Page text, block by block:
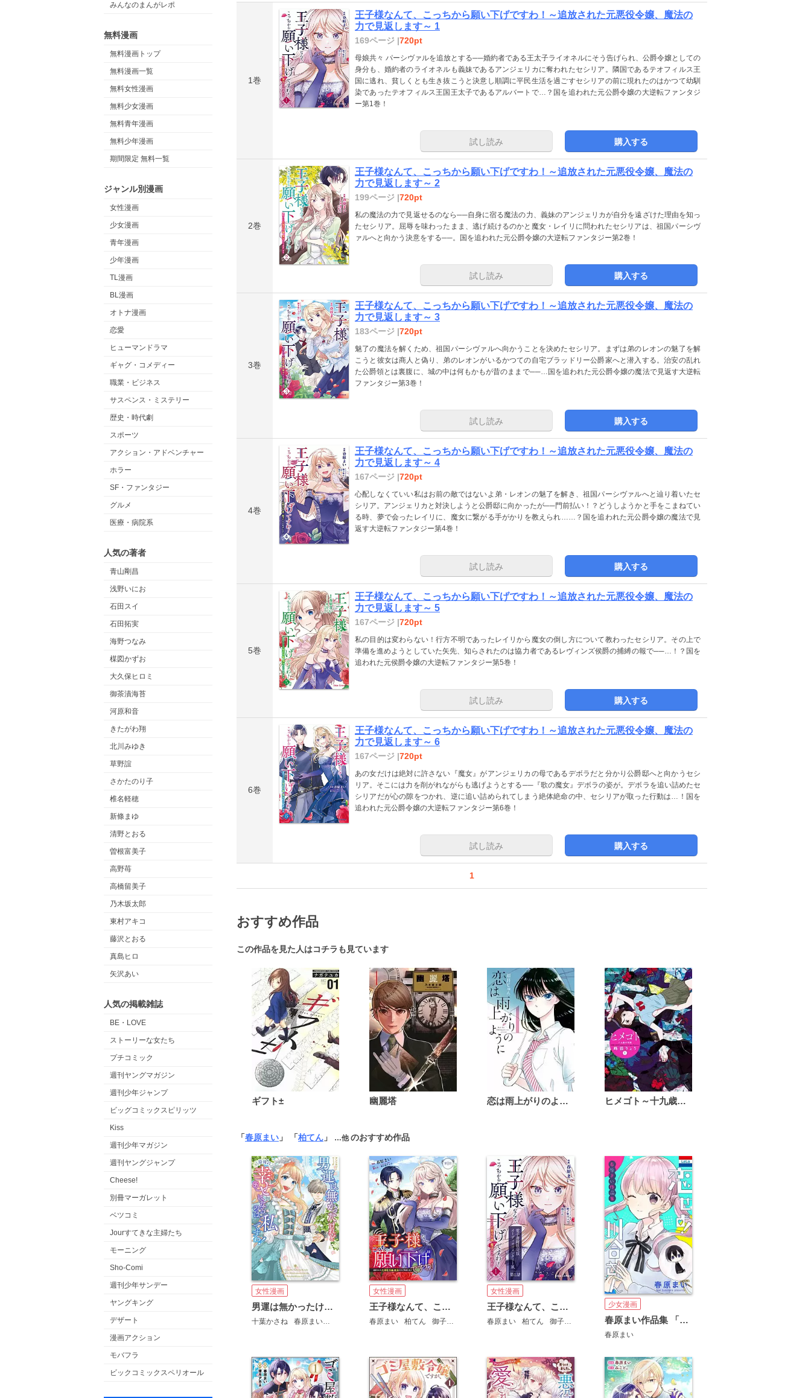
みんなのまんがレポ
無料漫画
無料漫画トップ
無料漫画一覧
無料女性漫画
無料少女漫画
無料青年漫画
無料少年漫画
期間限定 無料一覧
ジャンル別漫画
女性漫画
少女漫画
青年漫画
少年漫画
TL漫画
BL漫画
オトナ漫画
恋愛
ヒューマンドラマ
ギャグ・コメディー
職業・ビジネス
サスペンス・ミステリー
歴史・時代劇
スポーツ
アクション・アドベンチャー
ホラー
SF・ファンタジー
グルメ
医療・病院系
人気の著者
青山剛昌
浅野いにお
石田スイ
石田拓実
海野つなみ
楳図かずお
大久保ヒロミ
御茶漬海苔
河原和音
きたがわ翔
北川みゆき
草野誼
さかたのり子
椎名軽穂
新條まゆ
清野とおる
曽根富美子
高野苺
高橋留美子
乃木坂太郎
東村アキコ
藤沢とおる
真島ヒロ
矢沢あい
人気の掲載雑誌
BE・LOVE
ストーリーな女たち
プチコミック
週刊ヤングマガジン
週刊少年ジャンプ
ビッグコミックスピリッツ
Kiss
週刊少年マガジン
週刊ヤングジャンプ
Cheese!
別冊マーガレット
ベツコミ
Jourすてきな主婦たち
モーニング
Sho-Comi
週刊少年サンデー
ヤングキング
デザート
漫画アクション
モバフラ
ビックコミックスペリオール
1巻
王子様なんて、こっちから願い下げですわ！～追放された元悪役令嬢、魔法の
力で見返します～ 1
169ページ |720pt
母娘共々 パーシヴァルを追放とする──婚約者である王太子ライオネルにそう告げられ、公爵令嬢としての
身分も、婚約者のライオネルも義妹であるアンジェリカに奪われたセシリア。隣国であるテオフィルス王
国に逃れ、貧しくとも生き抜こうと決意し順調に平民生活を過ごすセシリアの前に現れたのはかつて幼馴
染であったテオフィルス王国王太子であるアルバートで…？国を追われた元公爵令嬢の大逆転ファンタジ
ー第1巻！
試し読み 購入する
2巻
王子様なんて、こっちから願い下げですわ！～追放された元悪役令嬢、魔法の
力で見返します～ 2
199ページ |720pt
私の魔法の力で見返せるのなら──自身に宿る魔法の力、義妹のアンジェリカが自分を遠ざけた理由を知っ
たセシリア。屈辱を味わったまま、逃げ続けるのかと魔女・レイリに問われたセシリアは、祖国パーシヴ
ァルへと向かう決意をする──。国を追われた元公爵令嬢の大逆転ファンタジー第2巻！
試し読み 購入する
3巻
王子様なんて、こっちから願い下げですわ！～追放された元悪役令嬢、魔法の
力で見返します～ 3
183ページ |720pt
魅了の魔法を解くため、祖国パーシヴァルへ向かうことを決めたセシリア。まずは弟のレオンの魅了を解
こうと彼女は商人と偽り、弟のレオンがいるかつての自宅ブラッドリー公爵家へと潜入する。治安の乱れ
た公爵領とは裏腹に、城の中は何もかもが昔のままで──…国を追われた元公爵令嬢の魔法で見返す大逆転
ファンタジー第3巻！
試し読み 購入する
4巻
王子様なんて、こっちから願い下げですわ！～追放された元悪役令嬢、魔法の
力で見返します～ 4
167ページ |720pt
心配しなくていい私はお前の敵ではないよ弟・レオンの魅了を解き、祖国パーシヴァルへと辿り着いたセ
シリア。アンジェリカと対決しようと公爵邸に向かったが──門前払い！？どうしようかと手をこまねてい
る時、夢で会ったレイリに、魔女に繋がる手がかりを教えられ……？国を追われた元公爵令嬢の魔法で見
返す大逆転ファンタジー第4巻！
試し読み 購入する
5巻
王子様なんて、こっちから願い下げですわ！～追放された元悪役令嬢、魔法の
力で見返します～ 5
167ページ |720pt
私の目的は変わらない！行方不明であったレイリから魔女の倒し方について教わったセシリア。その上で
準備を進めようとしていた矢先、知らされたのは協力者であるレヴィンズ侯爵の捕縛の報で──…！？国を
追われた元侯爵令嬢の大逆転ファンタジー第5巻！
試し読み 購入する
6巻
王子様なんて、こっちから願い下げですわ！～追放された元悪役令嬢、魔法の
力で見返します～ 6
167ページ |720pt
あの女だけは絶対に許さない『魔女』がアンジェリカの母であるデボラだと分かり公爵邸へと向かうセシ
リア。そこには力を削がれながらも逃げようとする──『歌の魔女』デボラの姿が。デボラを追い詰めたセ
シリアだが心の隙をつかれ、逆に追い詰められてしまう絶体絶命の中、セシリアが取った行動は…！国を
追われた元公爵令嬢の大逆転ファンタジー第6巻！
試し読み 購入する
1
おすすめ作品
この作品を見た人はコチラも見ています
ギフト± 幽麗塔 恋は雨上がりのように ヒメゴト～十九歳の制服～
「春原まい 」 「柏てん 」 …他のおすすめ作品
女性漫画
男運は無かったけれど最後に幸せになるのは私ですわ！ アンソロジーコミック
十葉かさね 春原まい まるみ スズイチ 久ひろ 紬夏乃 月詠紫 関谷れい
女性漫画
王子様なんて、こっちから願い下げですわ！～追放された元悪役令嬢、魔法の力で見返します～
春原まい 柏てん 御子柴リョウ
女性漫画
王子様なんて、こっちから願い下げですわ！～追放された元悪役令嬢、魔法の力で見返します～【単行本】【電子書籍限定版】
春原まい 柏てん 御子柴リョウ
少女漫画
春原まい作品集 「恋せよ！川合さん」
春原まい